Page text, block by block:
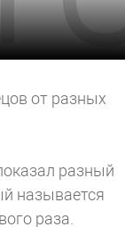
от разных
разный
называется
раза.